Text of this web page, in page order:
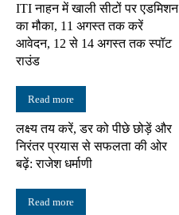
ITI नाहन में खाली सीटों पर एडमिशन
का मौका, 11 अगस्त तक करें
आवेदन, 12 से 14 अगस्त तक स्पॉट
राउंड
Read more
लक्ष्य तय करें, डर को पीछे छोड़ें और
निरंतर प्रयास से सफलता की ओर
बढ़ें: राजेश धर्माणी
Read more